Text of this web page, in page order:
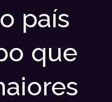
país
que